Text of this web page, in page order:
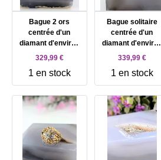
Bague 2 ors
centrée d'un
diamant d'environ
0,10ct Or 750
2,14g
329,99 €
1 en stock
Bague solitaire
centrée d'un
diamant d'environ
0,25ct Or 750
1,76g
339,99 €
1 en stock